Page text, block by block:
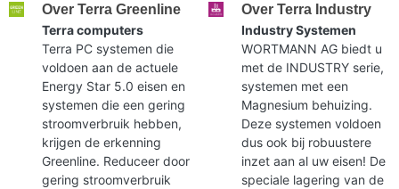
Over Terra Greenline
Terra computers
Terra PC systemen die
voldoen aan de actuele
Energy Star 5.0 eisen en
systemen die een gering
stroomverbruik hebben,
krijgen de erkenning
Greenline. Reduceer door
gering stroomverbruik
Over Terra Industry
Industry Systemen
WORTMANN AG biedt u
met de INDUSTRY serie,
systemen met een
Magnesium behuizing.
Deze systemen voldoen
dus ook bij robuustere
inzet aan al uw eisen! De
speciale lagering van de